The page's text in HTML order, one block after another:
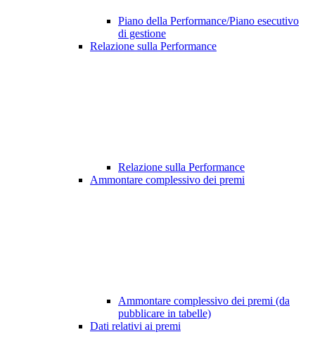
Piano della Performance/Piano esecutivo
di gestione
Relazione sulla Performance
Relazione sulla Performance
Ammontare complessivo dei premi
Ammontare complessivo dei premi (da
pubblicare in tabelle)
Dati relativi ai premi